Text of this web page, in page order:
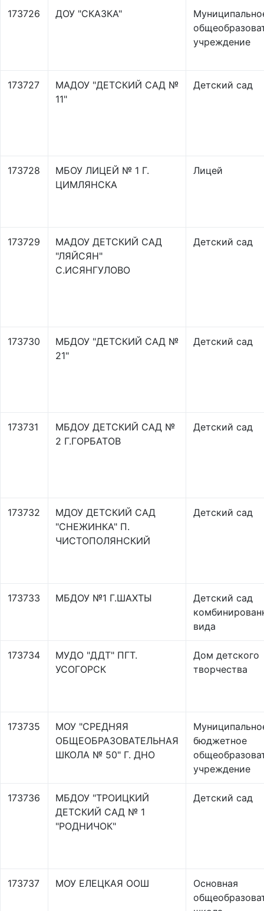
173726 ДОУ "СКАЗКА"
учреждение
173727
МАДОУ "ДЕТСКИЙ САД №
11"
Детский сад
173728
МБОУ ЛИЦЕЙ № 1 Г.
ЦИМЛЯНСКА
Лицей
173729
МАДОУ ДЕТСКИЙ САД
"ЛЯЙСЯН"
С.ИСЯНГУЛОВО
Детский сад
173730
МБДОУ "ДЕТСКИЙ САД №
21"
Детский сад
173731
МБДОУ ДЕТСКИЙ САД №
2 Г.ГОРБАТОВ
Детский сад
173732
МДОУ ДЕТСКИЙ САД
"СНЕЖИНКА" П.
ЧИСТОПОЛЯНСКИЙ
Детский сад
173733 МБДОУ №1 Г.ШАХТЫ
Детский сад
вида
173734
МУДО "ДДТ" ПГТ.
УСОГОРСК
Дом детского
творчества
173735
МОУ "СРЕДНЯЯ
ОБЩЕОБРАЗОВАТЕЛЬНАЯ
ШКОЛА № 50" Г. ДНО
бюджетное
учреждение
173736
МБДОУ "ТРОИЦКИЙ
ДЕТСКИЙ САД № 1
"РОДНИЧОК"
Детский сад
173737 МОУ ЕЛЕЦКАЯ ООШ
Основная